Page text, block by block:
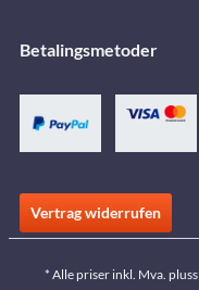
Betalingsmetoder
Vertrag widerrufen
* Alle priser inkl. Mva. pluss